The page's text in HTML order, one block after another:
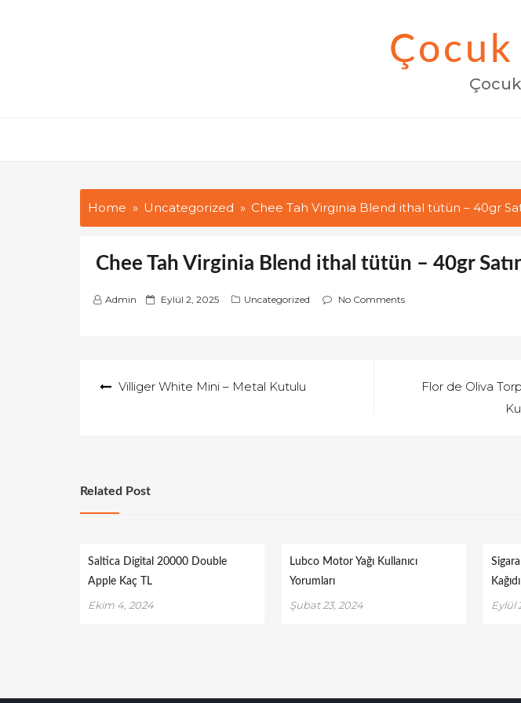
Home Uncategorized Chee Tah Virginia Blend ithal tütün – 40gr
Chee Tah Virginia Blend ithal tütün – 40gr
Admin
P
d
Eylül 2, 2025 Uncategorized No Comments
gezinmesi
Villiger White Mini – Metal Kutulu
Flor de Oliva
Related Post
Saltica Digital 20000 Double
Apple Kaç TL
Ekim 4, 2024
Lubco Motor Yağı Kullanıcı
Yorumları
Şubat 23, 2024
Kağıdı
Eylül